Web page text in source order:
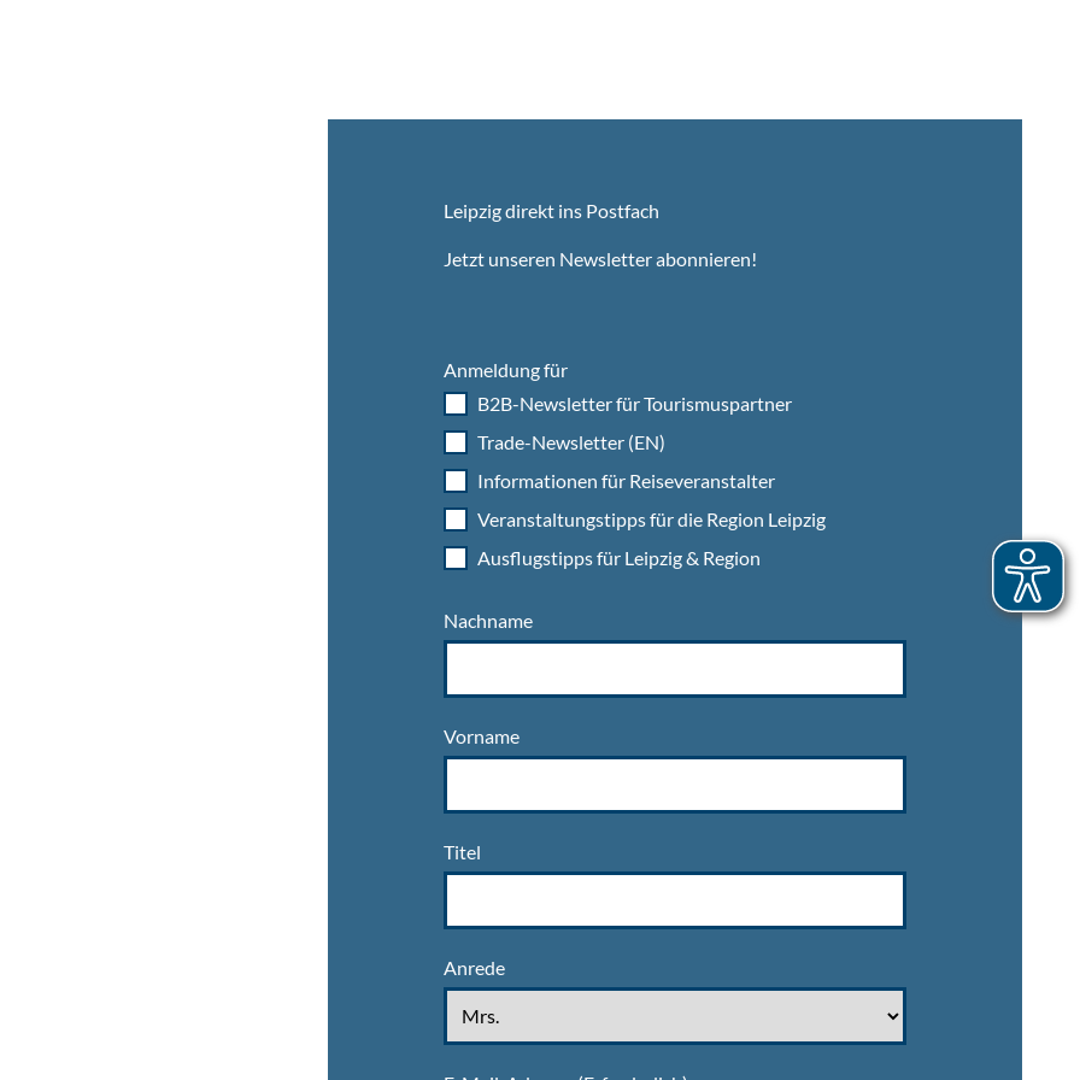
Leipzig direkt ins Postfach
Jetzt unseren Newsletter abonnieren!
Anmeldung für
B2B-Newsletter für Tourismuspartner
Trade-Newsletter (EN)
Informationen für Reiseveranstalter
Veranstaltungstipps für die Region Leipzig
Ausflugstipps für Leipzig & Region
Nachname
Vorname
Titel
Anrede